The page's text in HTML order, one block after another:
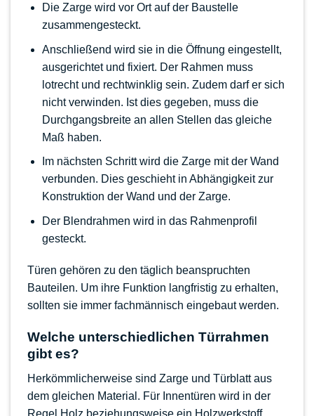
Die Zarge wird vor Ort auf der Baustelle
zusammengesteckt.
Anschließend wird sie in die Öffnung eingestellt,
ausgerichtet und fixiert. Der Rahmen muss
lotrecht und rechtwinklig sein. Zudem darf er sich
nicht verwinden. Ist dies gegeben, muss die
Durchgangsbreite an allen Stellen das gleiche
Maß haben.
Im nächsten Schritt wird die Zarge mit der Wand
verbunden. Dies geschieht in Abhängigkeit zur
Konstruktion der Wand und der Zarge.
Der Blendrahmen wird in das Rahmenprofil
gesteckt.
Türen gehören zu den täglich beanspruchten
Bauteilen. Um ihre Funktion langfristig zu erhalten,
sollten sie immer fachmännisch eingebaut werden.
Welche unterschiedlichen Türrahmen
gibt es?
Herkömmlicherweise sind Zarge und Türblatt aus
dem gleichen Material. Für Innentüren wird in der
Regel Holz beziehungsweise ein Holzwerkstoff